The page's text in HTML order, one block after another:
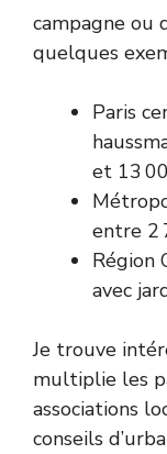
campagne ou
quelques
Paris
et 13
entre 2
Région
avec
Je trouve
multiplie les
associations
conseils